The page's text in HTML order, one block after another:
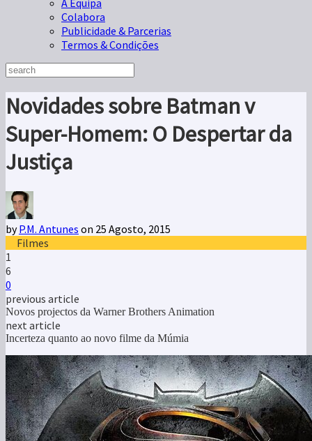
A Equipa
Colabora
Publicidade & Parcerias
Termos & Condições
Novidades sobre Batman v
Super-Homem: O Despertar da
Justiça
byP.M. Antunes on 25 Agosto, 2015
Filmes
1
6
0
previous article
Novos projectos da Warner Brothers Animation
next article
Incerteza quanto ao novo filme da Múmia